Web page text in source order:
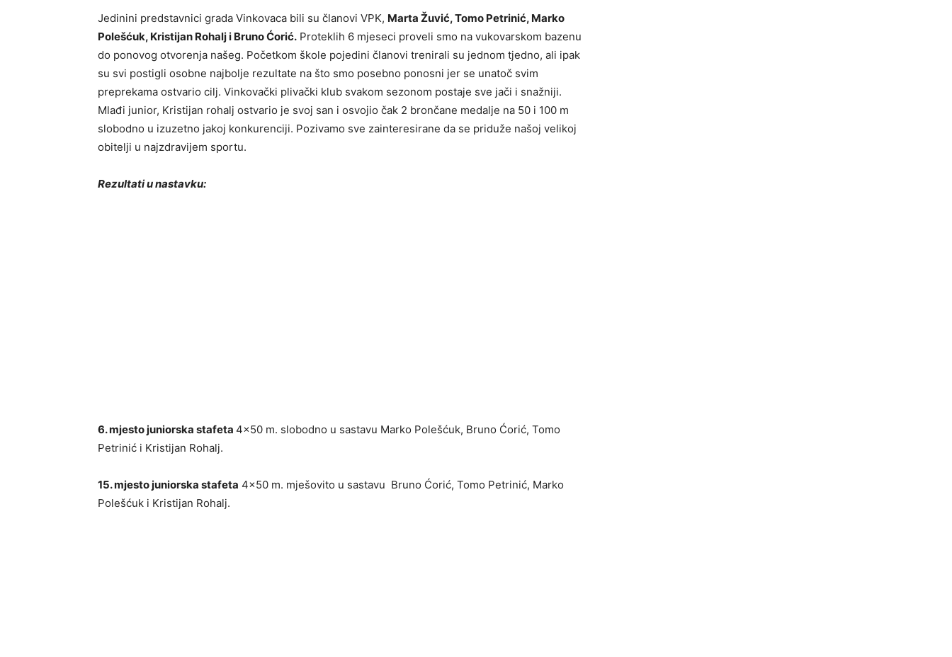
Jedinini predstavnici grada Vinkovaca bili su članovi VPK, Marta Žuvić, Tomo Petrinić, Marko
Polešćuk, Kristijan Rohalj i Bruno Ćorić. Proteklih 6 mjeseci proveli smo na vukovarskom bazenu
do ponovog otvorenja našeg. Početkom škole pojedini članovi trenirali su jednom tjedno, ali ipak
su svi postigli osobne najbolje rezultate na što smo posebno ponosni jer se unatoč svim
preprekama ostvario cilj. Vinkovački plivački klub svakom sezonom postaje sve jači i snažniji.
Mlađi junior, Kristijan rohalj ostvario je svoj san i osvojio čak 2 brončane medalje na 50 i 100 m
slobodno u izuzetno jakoj konkurenciji. Pozivamo sve zainteresirane da se priduže našoj velikoj
obitelji u najzdravijem sportu.
Rezultati u nastavku:
6. mjesto juniorska stafeta 4×50 m. slobodno u sastavu Marko Polešćuk, Bruno Ćorić, Tomo
Petrinić i Kristijan Rohalj.
15. mjesto juniorska stafeta 4×50 m. mješovito u sastavu Bruno Ćorić, Tomo Petrinić, Marko
Polešćuk i Kristijan Rohalj.